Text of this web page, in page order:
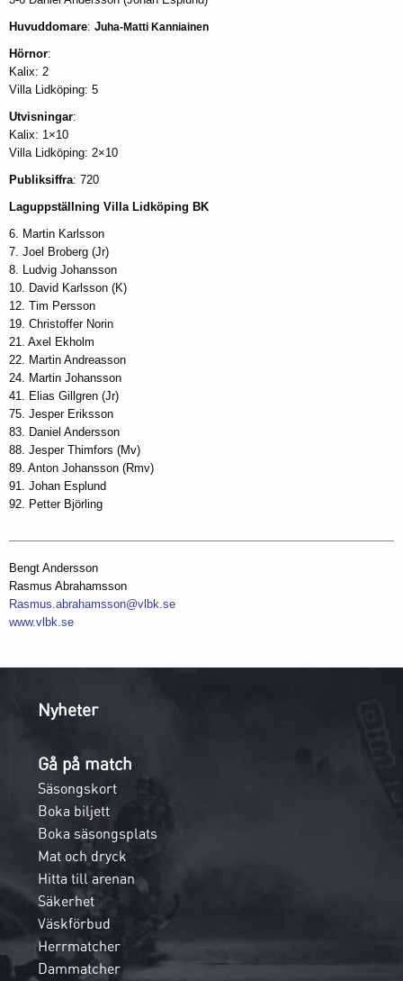
Huvuddomare: Juha-Matti Kanniainen
Hörnor:
Kalix: 2
Villa Lidköping: 5
Utvisningar:
Kalix: 1×10
Villa Lidköping: 2×10
Publiksiffra: 720
Laguppställning Villa Lidköping BK
6. Martin Karlsson
7. Joel Broberg (Jr)
8. Ludvig Johansson
10. David Karlsson (K)
12. Tim Persson
19. Christoffer Norin
21. Axel Ekholm
22. Martin Andreasson
24. Martin Johansson
41. Elias Gillgren (Jr)
75. Jesper Eriksson
83. Daniel Andersson
88. Jesper Thimfors (Mv)
89. Anton Johansson (Rmv)
91. Johan Esplund
92. Petter Björling
Bengt Andersson
Rasmus Abrahamsson
Rasmus.abrahamsson@vlbk.se
www.vlbk.se
Nyheter
Gå på match
Säsongskort
Boka biljett
Boka säsongsplats
Mat och dryck
Hitta till arenan
Säkerhet
Väskförbud
Herrmatcher
Dammatcher